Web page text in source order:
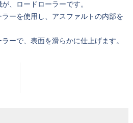
、ロードローラーです。
ーを使用し、アスファルトの内部を
ーで、表面を滑らかに仕上げます。